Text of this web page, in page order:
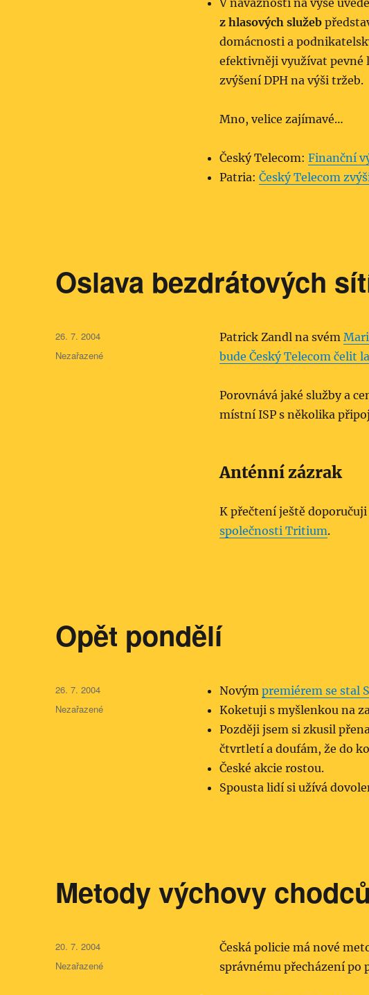
V návaznosti na výše
z hlasových služeb
domácnosti a
efektivněji využívat pevné
zvýšení DPH na výši tržeb.
Mno, velice zajímavé…
Český Telecom: Finanční
Patria: Český Telecom
Oslava bezdrátových
Patrick Zandl na svém
bude Český Telecom čelit
Porovnává jaké služby a
místní ISP s několika
Anténní zázrak
K přečtení ještě doporučuji
společnosti Tritium.
Publikováno:
26. 7. 2004
Rubriky:
Nezařazené
Opět pondělí
Novým premiérem se stal
Koketuji s myšlenkou na
Později jsem si zkusil
čtvrtletí a doufám, že do
České akcie rostou.
Spousta lidí si užívá
Publikováno:
26. 7. 2004
Rubriky:
Nezařazené
Metody výchovy chodců
Česká policie má nové
správnému přecházení po
Publikováno:
20. 7. 2004
Rubriky:
Nezařazené